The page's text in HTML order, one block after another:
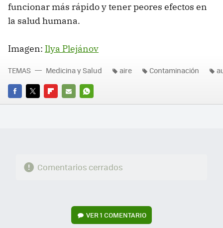
funcionar más rápido y tener peores efectos en
la salud humana.
Imagen: Ilya Plejánov
FACEBOOK
TWITTERFLIPBOARD
E-
WHATSAPP
TEMAS Medicina y Salud aire Contaminación
Comentarios cerrados
VER1 COMENTARIO